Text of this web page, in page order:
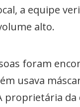
a equipe
alto.
foram
usava
proprietária